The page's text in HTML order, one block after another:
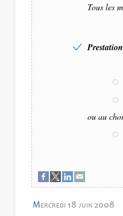
Tous les
ou au
mercredi 18 juin 2008